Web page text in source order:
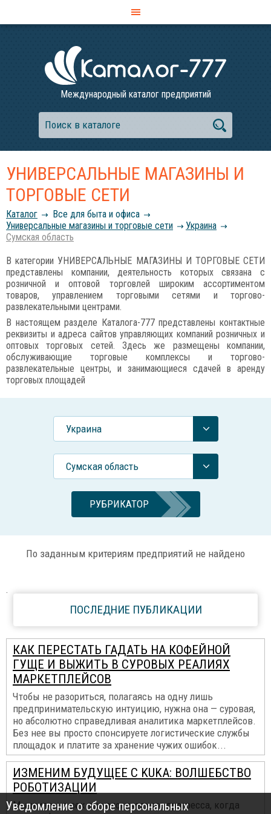
Международный каталог предприятий
УНИВЕРСАЛЬНЫЕ МАГАЗИНЫ И
ТОРГОВЫЕ СЕТИ
Каталог
Все для быта и офиса
Универсальные магазины и торговые сети
Украина
Сумская область
В категории УНИВЕРСАЛЬНЫЕ МАГАЗИНЫ И ТОРГОВЫЕ СЕТИ
представлены компании, деятельность которых связана с
розничной и оптовой торговлей широким ассортиментом
товаров, управлением торговыми сетями и торгово-
развлекательными центрами.
В настоящем разделе Каталога-777 представлены контактные
реквизиты и адреса сайтов управляющих компаний розничных и
оптовых торговых сетей. Здесь же размещены компании,
обслуживающие торговые комплексы и торгово-
развлекательные центры, и занимающиеся сдачей в аренду
торговых площадей
Украина
Сумская область
РУБРИКАТОР
По заданным критериям предприятий не найдено
.
ПОСЛЕДНИЕ ПУБЛИКАЦИИ
КАК ПЕРЕСТАТЬ ГАДАТЬ НА КОФЕЙНОЙ
ГУЩЕ И ВЫЖИТЬ В СУРОВЫХ РЕАЛИЯХ
МАРКЕТПЛЕЙСОВ
Чтобы не разориться, полагаясь на одну лишь
предпринимательскую интуицию, нужна она — суровая,
но абсолютно справедливая аналитика маркетплейсов.
Без нее вы просто спонсируете логистические службы
площадок и платите за хранение чужих ошибок...
ИЗМЕНИМ БУДУЩЕЕ С KUKA: ВОЛШЕБСТВО
РОБОТИЗАЦИИ
Мы живем в век технологического прогресса, когда
Уведомление о сборе персональных